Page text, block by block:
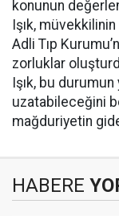
konunun
Işık,
Adli Tıp
zorluklar
Işık, bu
uzatabileceğini
mağduriyetin
HABERE